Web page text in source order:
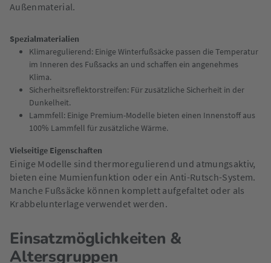
Außenmaterial.
Spezialmaterialien
Klimaregulierend: Einige Winterfußsäcke passen die Temperatur
im Inneren des Fußsacks an und schaffen ein angenehmes
Klima.
Sicherheitsreflektorstreifen: Für zusätzliche Sicherheit in der
Dunkelheit.
Lammfell: Einige Premium-Modelle bieten einen Innenstoff aus
100% Lammfell für zusätzliche Wärme.
Vielseitige Eigenschaften
Einige Modelle sind thermoregulierend und atmungsaktiv,
bieten eine Mumienfunktion oder ein Anti-Rutsch-System.
Manche Fußsäcke können komplett aufgefaltet oder als
Krabbelunterlage verwendet werden.
Einsatzmöglichkeiten &
Altersgruppen